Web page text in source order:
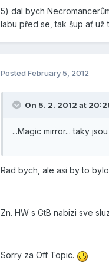
5) dal bych
labu před se, tak šup ať už
Posted February 5, 2012
On 5. 2. 2012 at
...Magic mirror... taky
Rad bych, ale asi by to
Zn. HW s GtB nabizi sve
Sorry za Off Topic.